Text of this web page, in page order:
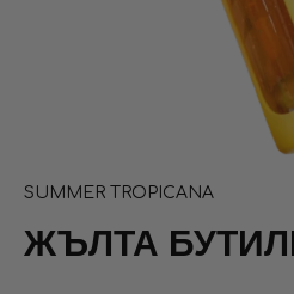
SUMMER TROPICANA
ЖЪЛТА